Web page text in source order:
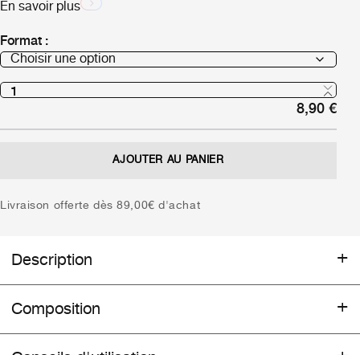
En savoir plus
Format :
8,90€
AJOUTER AU PANIER
Livraison offerte dès 89,00€ d'achat
Description
Routine Déodorant
__________
Composition